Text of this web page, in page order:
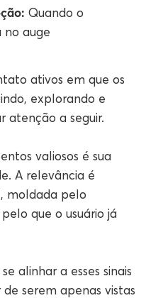
Quando o
no auge
ativos em que os
explorando e
atenção a seguir.
valiosos é sua
A relevância é
moldada pelo
que o usuário já
alinhar a esses sinais
serem apenas vistas